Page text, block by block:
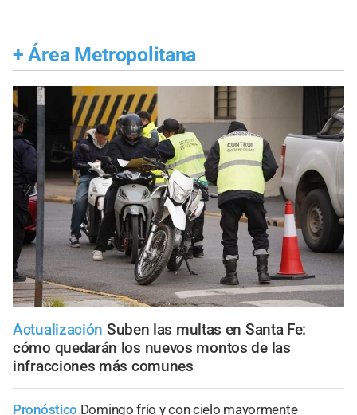
+ Área Metropolitana
Actualización Suben las multas en Santa Fe:
cómo quedarán los nuevos montos de las
infracciones más comunes
Pronóstico Domingo frío y con cielo mayormente